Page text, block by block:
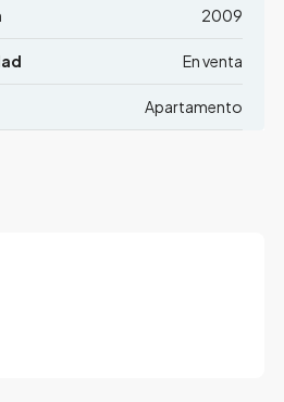
2009
En venta
Apartamento